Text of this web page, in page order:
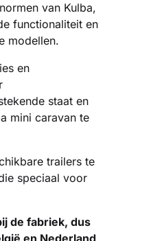
van Kulba,
functionaliteit en
modellen.
en
staat en
mini caravan te
trailers te
speciaal voor
de fabriek, dus
en Nederland